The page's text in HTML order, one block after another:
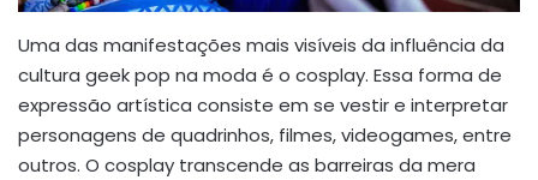
Uma das manifestações mais visíveis da influência da
cultura geek pop na moda é o cosplay. Essa forma de
expressão artística consiste em se vestir e interpretar
personagens de quadrinhos, filmes, videogames, entre
outros. O cosplay transcende as barreiras da mera